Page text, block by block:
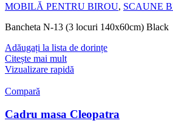
MOBILĂ PENTRU BIROU, SCAUNE
Bancheta N-13 (3 locuri 140x60cm) Black
Adăugați la lista de dorințe
Citește mai mult
Vizualizare rapidă
Compară
Cadru masa Cleopatra